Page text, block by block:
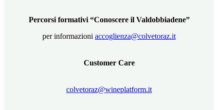
Percorsi formativi “Conoscere il Valdobbiadene”
per informazioni accoglienza@colvetoraz.it
Customer Care
colvetoraz@wineplatform.it